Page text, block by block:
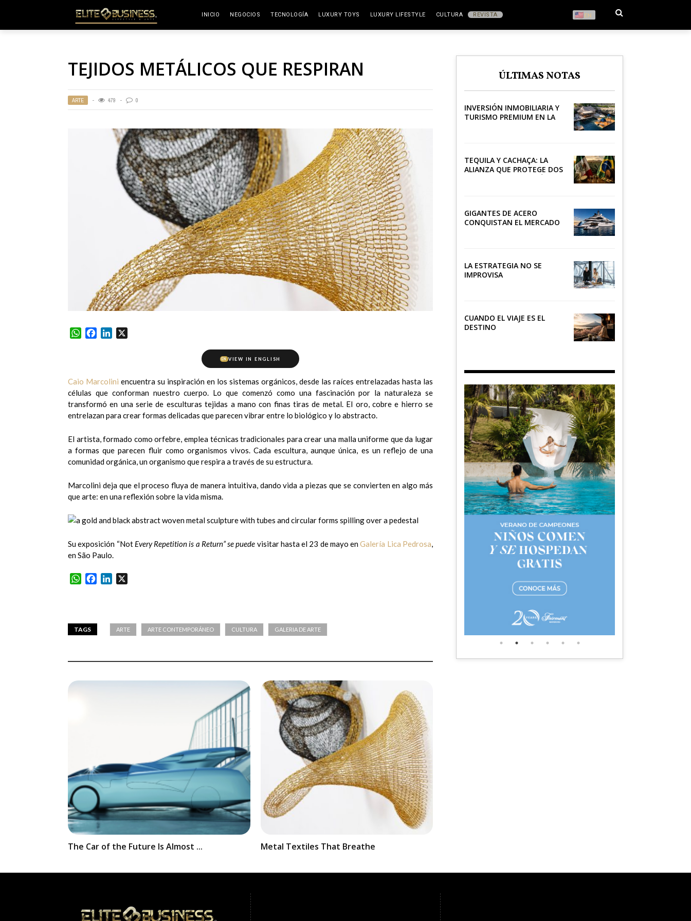
INICIO NEGOCIOS TECNOLOGÍA LUXURY TOYS LUXURY LIFESTYLE CULTURA REVISTA EN
TEJIDOS METÁLICOS QUE RESPIRAN
ARTE 479 0
WhatsApp
FacebookLinkedIn
EN VIEW IN ENGLISH
Caio Marcolini encuentra su inspiración en los sistemas orgánicos, desde las raíces entrelazadas hasta las
células que conforman nuestro cuerpo. Lo que comenzó como una fascinación por la naturaleza se
transformó en una serie de esculturas tejidas a mano con finas tiras de metal. El oro, cobre e hierro se
entrelazan para crear formas delicadas que parecen vibrar entre lo biológico y lo abstracto.
El artista, formado como orfebre, emplea técnicas tradicionales para crear una malla uniforme que da lugar
a formas que parecen fluir como organismos vivos. Cada escultura, aunque única, es un reflejo de una
comunidad orgánica, un organismo que respira a través de su estructura.
Marcolini deja que el proceso fluya de manera intuitiva, dando vida a piezas que se convierten en algo más
que arte: en una reflexión sobre la vida misma.
Su exposición “NotEvery Repetition is a Return” se puede visitar hasta el 23 de mayo enGalería Lica Pedrosa,
en São Paulo.
WhatsApp
FacebookLinkedIn
TAGS ARTE ARTE CONTEMPORÁNEO CULTURA GALERIA DE ARTE
The Car of the Future Is Almost ... Metal Textiles That Breathe
ÚLTIMAS NOTAS
INVERSIÓN INMOBILIARIA Y
TURISMO PREMIUM EN LA
TEQUILA Y CACHAÇA: LA
ALIANZA QUE PROTEGE DOS
GIGANTES DE ACERO
CONQUISTAN EL MERCADO
LA ESTRATEGIA NO SE
IMPROVISA
CUANDO EL VIAJE ES EL
DESTINO